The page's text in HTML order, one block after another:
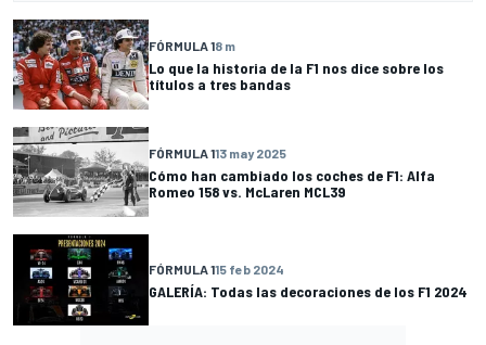
FÓRMULA 18 m
Lo que la historia de la F1 nos dice sobre los
títulos a tres bandas
FÓRMULA 113 may 2025
Cómo han cambiado los coches de F1: Alfa
Romeo 158 vs. McLaren MCL39
FÓRMULA 115 feb 2024
GALERÍA: Todas las decoraciones de los F1 2024